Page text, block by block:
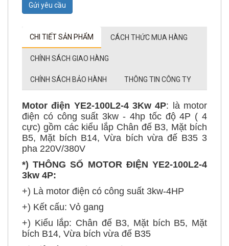
Motor điện YE2-100L2-4 3Kw 4P: là motor
điện có công suất 3kw - 4hp tốc độ 4P ( 4
cực) gồm các kiểu lắp Chân đế B3, Mặt bích
B5, Mặt bích B14, Vừa bích vừa đế B35 3
pha 220V/380V
*) THÔNG SỐ MOTOR ĐIỆN YE2-100L2-4
3kw 4P:
+) Là motor điện có công suất 3kw-4HP
+) Kết cấu: Vỏ gang
+) Kiểu lắp: Chân đế B3, Mặt bích B5, Mặt
bích B14, Vừa bích vừa đế B35
+)Điện áp: 3 pha 220V/380V